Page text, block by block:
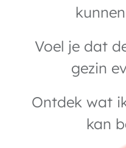
Voel je dat
gezin
Ontdek wat
kan